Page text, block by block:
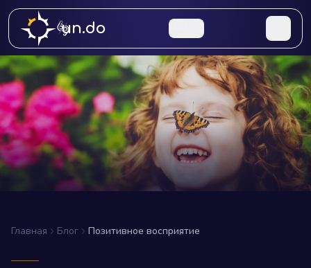
un.do
Главная Блог Позитивное восприятие